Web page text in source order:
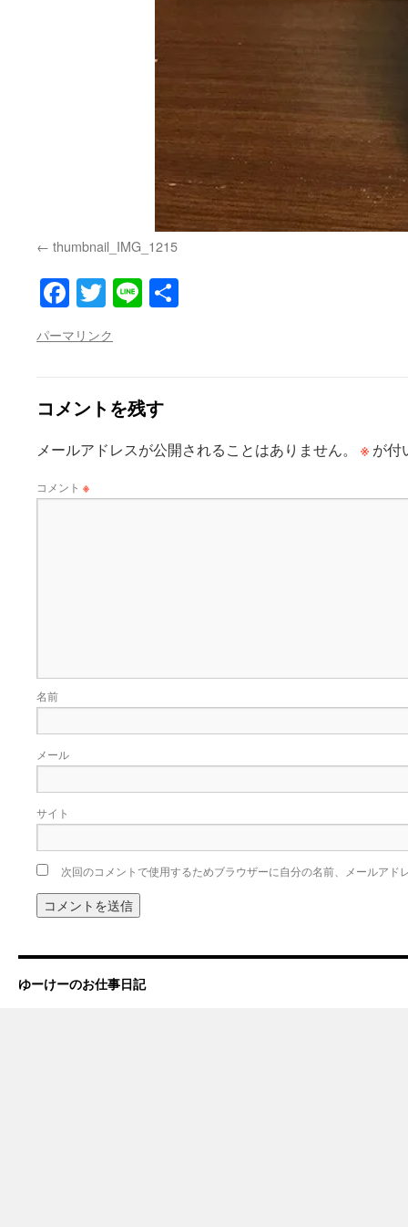
thumbnail_IMG_1215
Facebook
Twitter
Line
パーマリンク
コメントを残す
メールアドレスが公開されることはありません。 ※ が付
コメント ※
名前
メール
サイト
次回のコメントで使用するためブラウザーに自分の名前、メールアド
ゆーけーのお仕事日記